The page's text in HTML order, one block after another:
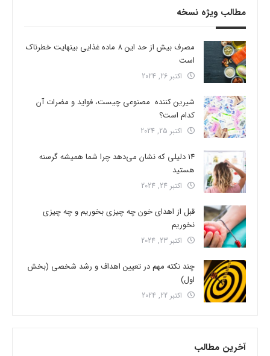
مطالب ویژه نسخه
مصرف بیش از حد این 8 ماده غذایی بینهایت خطرناک
است
اکتبر 26, 2024
شیرین کننده مصنوعی چیست، فواید و مضرات آن
کدام است؟
اکتبر 25, 2024
14 دلیلی که نشان می‌دهد چرا شما همیشه گرسنه
هستید
اکتبر 24, 2024
قبل از اهدای خون چه چیزی بخوریم و چه چیزی
نخوریم
اکتبر 23, 2024
چند نکته مهم در تعیین اهداف و رشد شخصی (بخش
اول)
اکتبر 22, 2024
آخرین مطالب